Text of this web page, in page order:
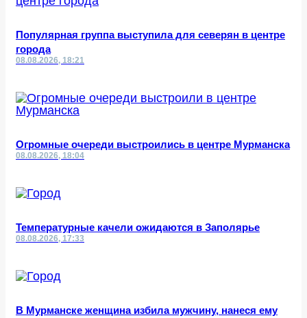
Популярная группа выступила для северян в центре
города
08.08.2026, 18:21
Огромные очереди выстроились в центре Мурманска
08.08.2026, 18:04
Температурные качели ожидаются в Заполярье
08.08.2026, 17:33
В Мурманске женщина избила мужчину, нанеся ему